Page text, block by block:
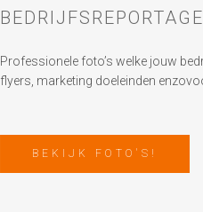
BEDRIJFSREPORTAGE
Professionele foto’s welke jouw
flyers, marketing doeleinden
BEKIJK FOTO'S!